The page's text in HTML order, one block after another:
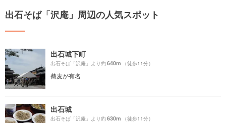
出石そば「沢庵」周辺の人気スポット
出石城下町
出石そば「沢庵」より約640m （徒歩11分）
蕎麦が有名
出石城
出石そば「沢庵」より約630m （徒歩11分）